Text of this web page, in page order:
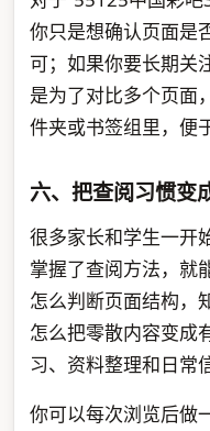
你只是想确认页面是
可；如果你要长期关
是为了对比多个页面
件夹或书签组里，便
六、把查阅习惯变
很多家长和学生一开
掌握了查阅方法，就
怎么判断页面结构，
怎么把零散内容变成
习、资料整理和日常
你可以每次浏览后做